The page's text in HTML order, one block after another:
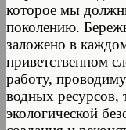
которое мы
поколению.
заложено в
приветственном
работу,
водных ресурсов,
экологической